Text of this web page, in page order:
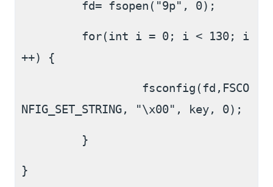
fd= fsopen("9p", 0);
for(int i = 0; i < 130; i
fsconfig(fd,FSCO
NFIG_SET_STRING, "\x00", key, 0);
}
}